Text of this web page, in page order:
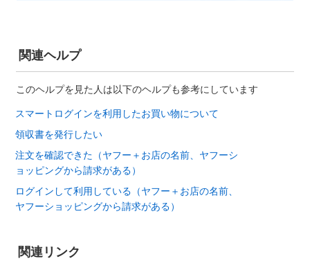
関連ヘルプ
このヘルプを見た人は以下のヘルプも参考にしています
スマートログインを利用したお買い物について
領収書を発行したい
注文を確認できた（ヤフー＋お店の名前、ヤフーシ
ョッピングから請求がある）
ログインして利用している（ヤフー＋お店の名前、
ヤフーショッピングから請求がある）
関連リンク